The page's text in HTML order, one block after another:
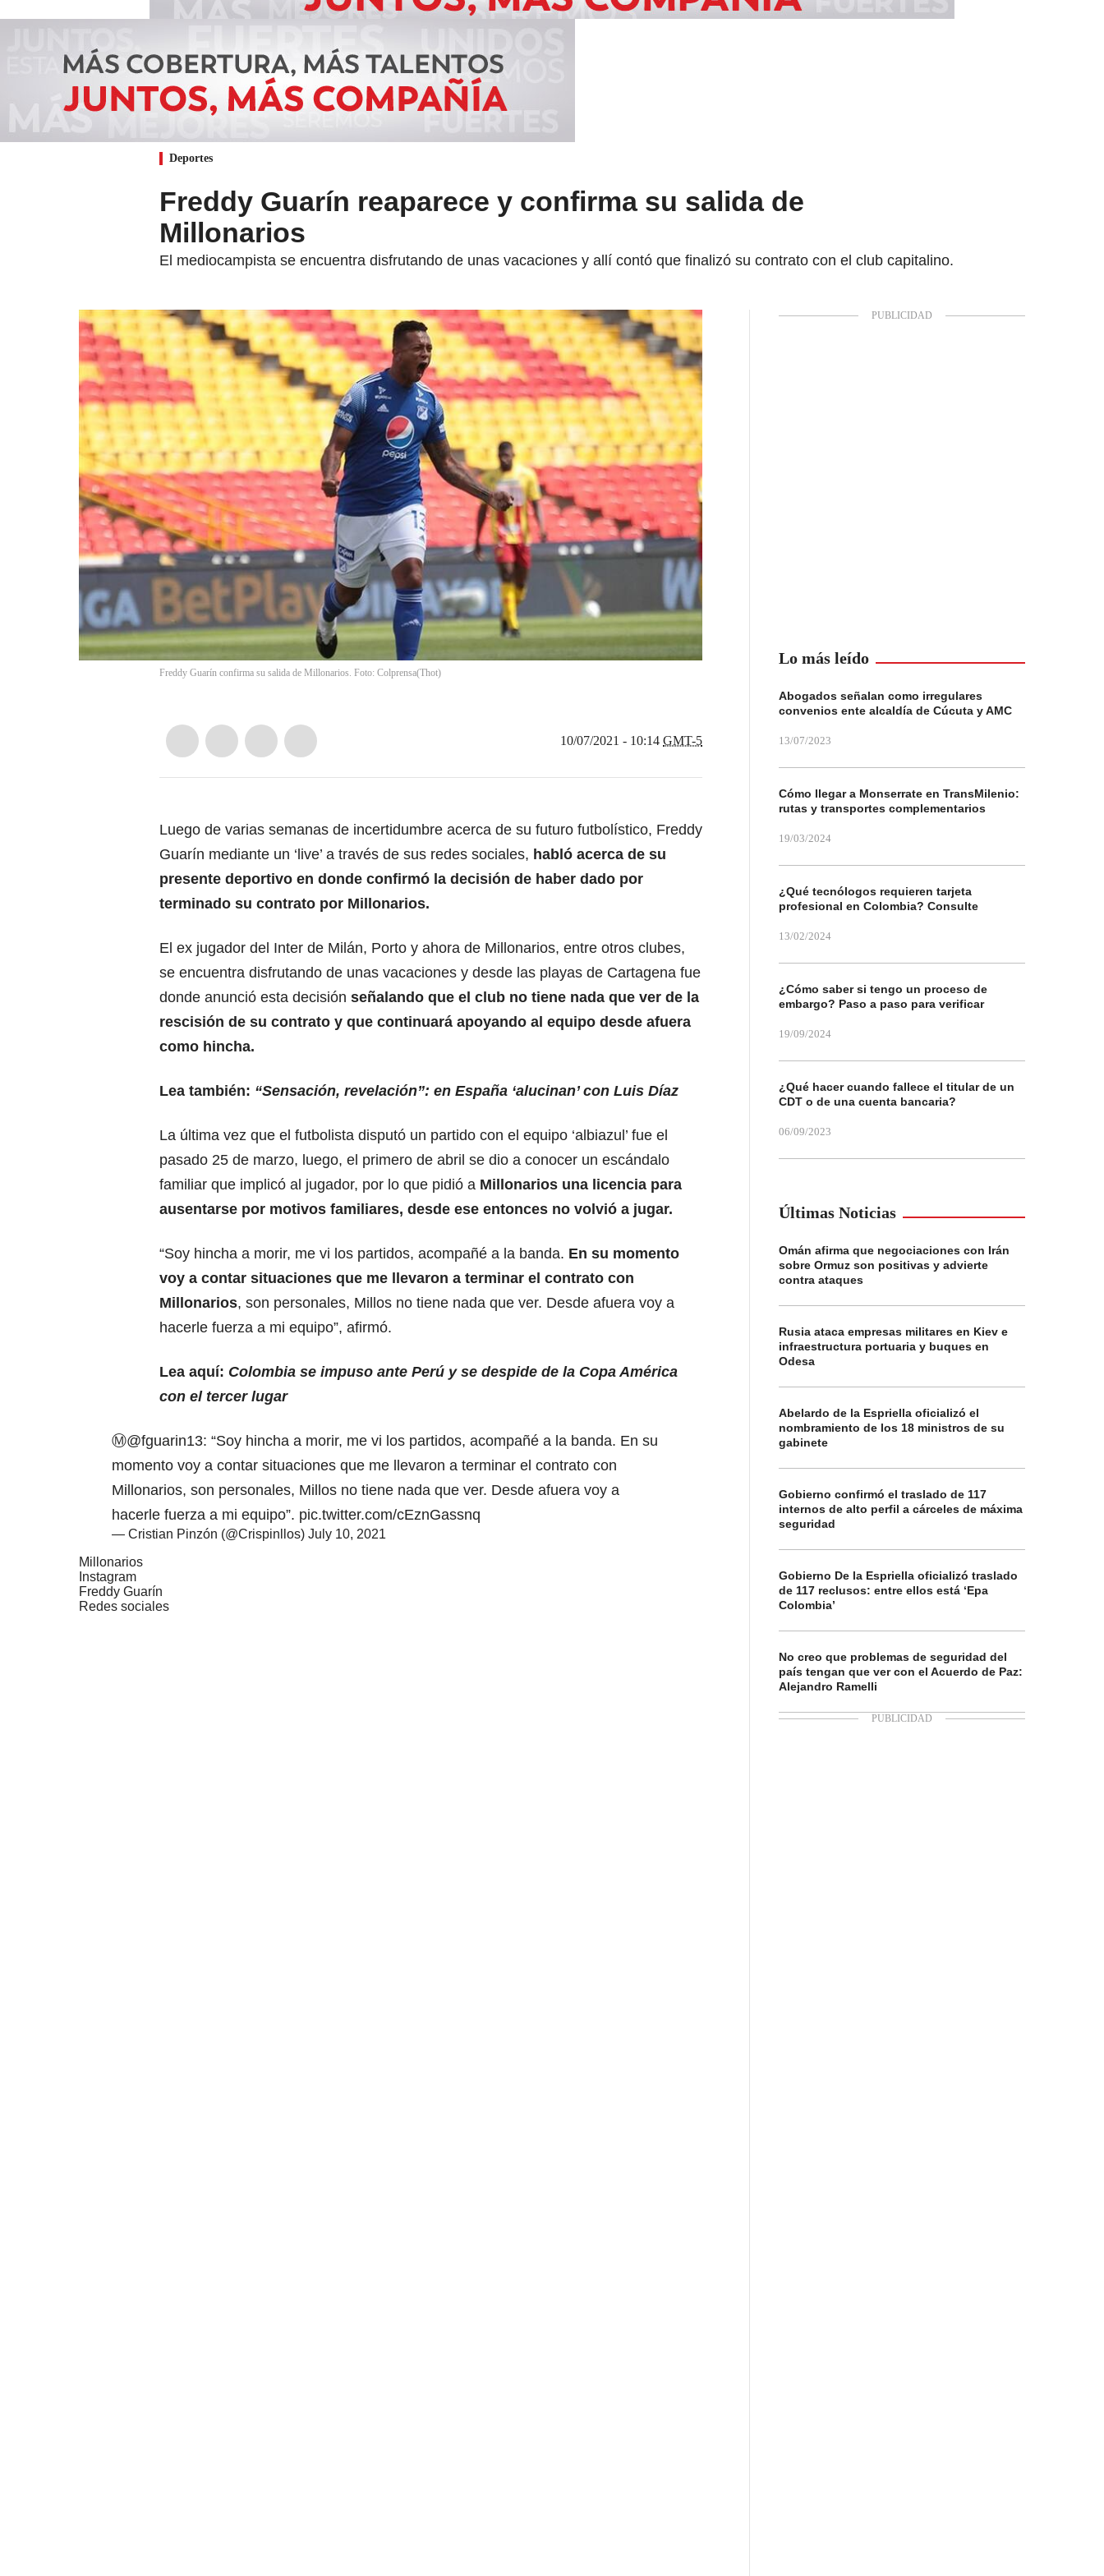
Deportes
Freddy Guarín reaparece y confirma su salida de
Millonarios
El mediocampista se encuentra disfrutando de unas vacaciones y allí contó que finalizó su contrato con el club capitalino.
Freddy Guarín confirma su salida de Millonarios. Foto: Colprensa(Thot)
10/07/2021 - 10:14 GMT-5
Luego de varias semanas de incertidumbre acerca de su futuro futbolístico, Freddy
Guarín mediante un ‘live’ a través de sus redes sociales, habló acerca de su
presente deportivo en donde confirmó la decisión de haber dado por
terminado su contrato por Millonarios.
El ex jugador del Inter de Milán, Porto y ahora de Millonarios, entre otros clubes,
se encuentra disfrutando de unas vacaciones y desde las playas de Cartagena fue
donde anunció esta decisión señalando que el club no tiene nada que ver de la
rescisión de su contrato y que continuará apoyando al equipo desde afuera
como hincha.
Lea también: “Sensación, revelación”: en España ‘alucinan’ con Luis Díaz
La última vez que el futbolista disputó un partido con el equipo ‘albiazul’ fue el
pasado 25 de marzo, luego, el primero de abril se dio a conocer un escándalo
familiar que implicó al jugador, por lo que pidió a Millonarios una licencia para
ausentarse por motivos familiares, desde ese entonces no volvió a jugar.
“Soy hincha a morir, me vi los partidos, acompañé a la banda. En su momento
voy a contar situaciones que me llevaron a terminar el contrato con
Millonarios, son personales, Millos no tiene nada que ver. Desde afuera voy a
hacerle fuerza a mi equipo”, afirmó.
Lea aquí: Colombia se impuso ante Perú y se despide de la Copa América
con el tercer lugar
Ⓜ️@fguarin13: “Soy hincha a morir, me vi los partidos, acompañé a la banda. En su
momento voy a contar situaciones que me llevaron a terminar el contrato con
Millonarios, son personales, Millos no tiene nada que ver. Desde afuera voy a
hacerle fuerza a mi equipo”. pic.twitter.com/cEznGassnq
— Cristian Pinzón (@Crispinllos) July 10, 2021
Millonarios
Instagram
Freddy Guarín
Redes sociales
Lo más leído
Abogados señalan como irregulares
convenios ente alcaldía de Cúcuta y AMC
13/07/2023
Cómo llegar a Monserrate en TransMilenio:
rutas y transportes complementarios
19/03/2024
¿Qué tecnólogos requieren tarjeta
profesional en Colombia? Consulte
13/02/2024
¿Cómo saber si tengo un proceso de
embargo? Paso a paso para verificar
19/09/2024
¿Qué hacer cuando fallece el titular de un
CDT o de una cuenta bancaria?
06/09/2023
Últimas Noticias
Omán afirma que negociaciones con Irán
sobre Ormuz son positivas y advierte
contra ataques
Rusia ataca empresas militares en Kiev e
infraestructura portuaria y buques en
Odesa
Abelardo de la Espriella oficializó el
nombramiento de los 18 ministros de su
gabinete
Gobierno confirmó el traslado de 117
internos de alto perfil a cárceles de máxima
seguridad
Gobierno De la Espriella oficializó traslado
de 117 reclusos: entre ellos está ‘Epa
Colombia’
No creo que problemas de seguridad del
país tengan que ver con el Acuerdo de Paz:
Alejandro Ramelli